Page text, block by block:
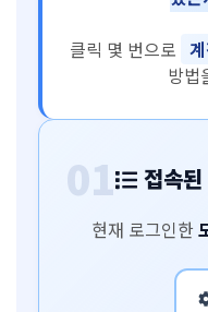
클릭 몇 번으로
방법
01 접속
현재 로그인한